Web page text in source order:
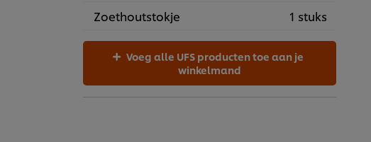
Zoethoutstokje
1 stuks
winkelmand